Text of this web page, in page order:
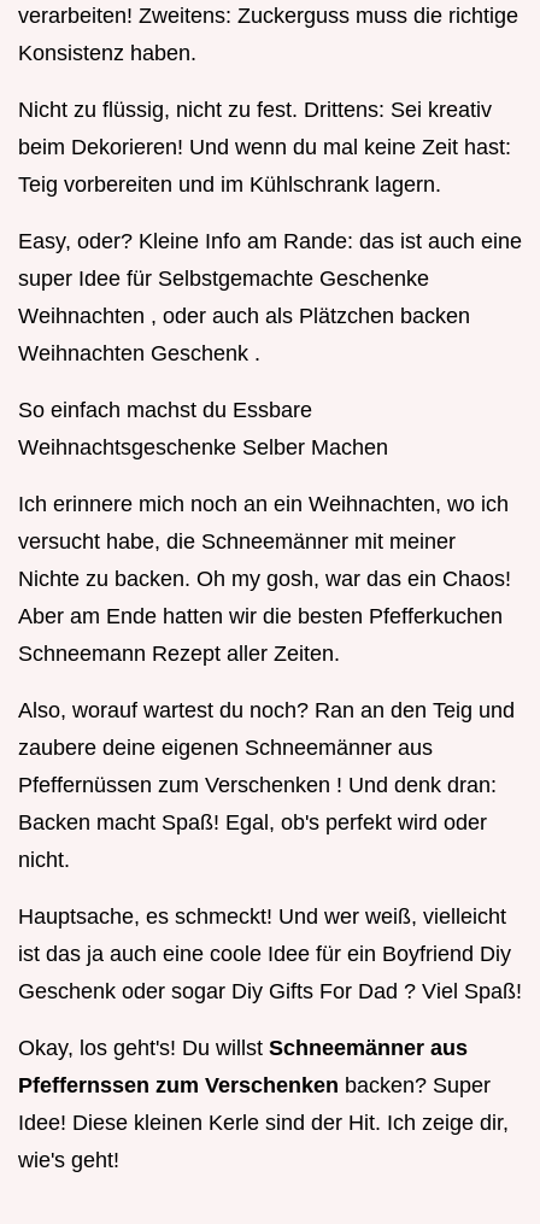
verarbeiten! Zweitens: Zuckerguss muss die richtige
Konsistenz haben.
Nicht zu flüssig, nicht zu fest. Drittens: Sei kreativ
beim Dekorieren! Und wenn du mal keine Zeit hast:
Teig vorbereiten und im Kühlschrank lagern.
Easy, oder? Kleine Info am Rande: das ist auch eine
super Idee für Selbstgemachte Geschenke
Weihnachten , oder auch als Plätzchen backen
Weihnachten Geschenk .
So einfach machst du Essbare
Weihnachtsgeschenke Selber Machen
Ich erinnere mich noch an ein Weihnachten, wo ich
versucht habe, die Schneemänner mit meiner
Nichte zu backen. Oh my gosh, war das ein Chaos!
Aber am Ende hatten wir die besten Pfefferkuchen
Schneemann Rezept aller Zeiten.
Also, worauf wartest du noch? Ran an den Teig und
zaubere deine eigenen Schneemänner aus
Pfeffernüssen zum Verschenken ! Und denk dran:
Backen macht Spaß! Egal, ob's perfekt wird oder
nicht.
Hauptsache, es schmeckt! Und wer weiß, vielleicht
ist das ja auch eine coole Idee für ein Boyfriend Diy
Geschenk oder sogar Diy Gifts For Dad ? Viel Spaß!
Okay, los geht's! Du willst Schneemänner aus
Pfeffernssen zum Verschenken backen? Super
Idee! Diese kleinen Kerle sind der Hit. Ich zeige dir,
wie's geht!